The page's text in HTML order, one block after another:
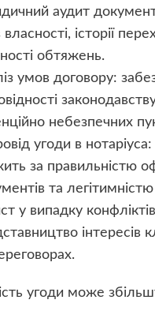
аудит
власності, історії
обтяжень.
умов договору:
небезпечних
угоди в
за правильністю
та
у випадку
інтересів
угоди може